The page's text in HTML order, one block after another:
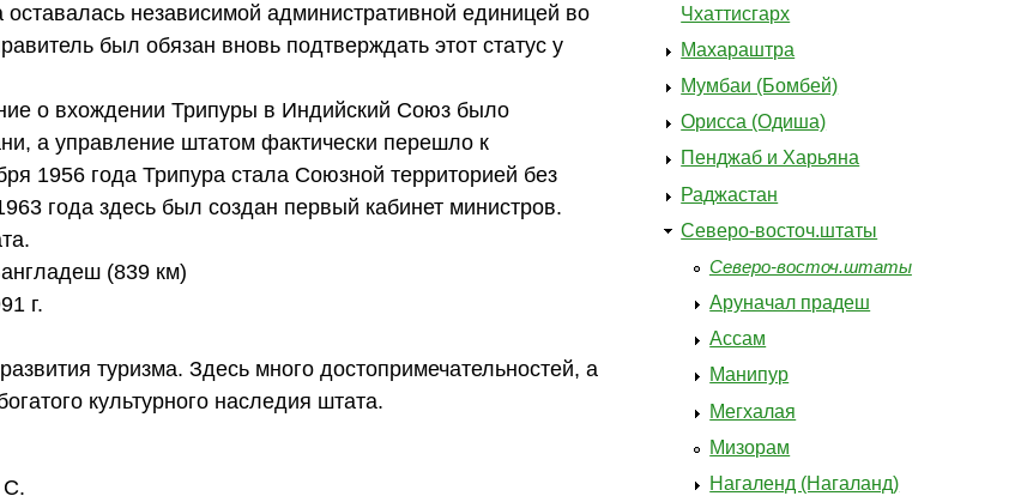
независимой административной единицей во
был обязан вновь подтверждать этот статус у
о вхождении Трипуры в Индийский Союз было
а управление штатом фактически перешло к
1956 года Трипура стала Союзной территорией без
года здесь был создан первый кабинет министров.
(839 км)
г.
туризма. Здесь много достопримечательностей, а
культурного наследия штата.
С.
Чхаттисгарх
Махараштра
Мумбаи (Бомбей)
Орисса (Одиша)
Пенджаб и Харьяна
Раджастан
Северо-восточ.штаты
Северо-восточ.штаты
Аруначал прадеш
Ассам
Манипур
Мегхалая
Мизорам
Нагаленд (Нагаланд)